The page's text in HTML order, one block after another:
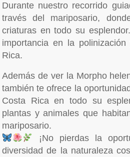
Durante nuestro recorrido
través del mariposario,
criaturas en todo su
importancia en la
Rica.
Además de ver la Morpho
también te ofrece la
Costa Rica en todo su
plantas y animales que
mariposario.
¡No pierdas la
diversidad de la naturaleza